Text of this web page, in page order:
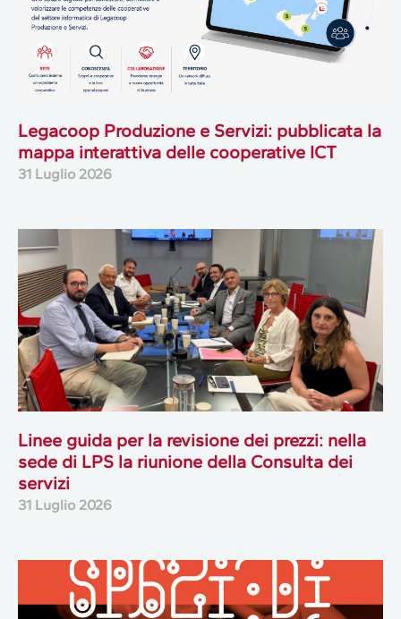
Legacoop Produzione e Servizi: pubblicata la
mappa interattiva delle cooperative ICT
31 Luglio 2026
Linee guida per la revisione dei prezzi: nella
sede di LPS la riunione della Consulta dei
servizi
31 Luglio 2026